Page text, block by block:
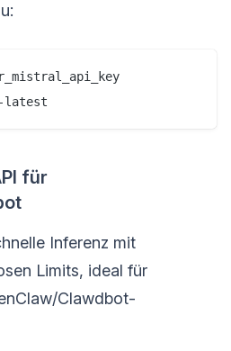
für
Inferenz mit
Limits, ideal für
Clawdbot-